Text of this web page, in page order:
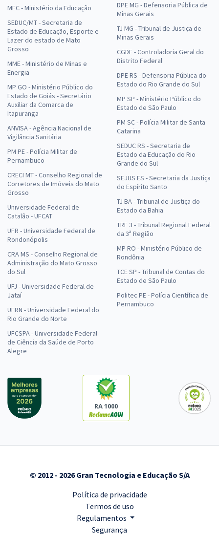
MEC - Ministério da Educação
SEDUC/MT - Secretaria de
Estado de Educação, Esporte e
Lazer do estado de Mato
Grosso
MME - Ministério de Minas e
Energia
MP GO - Ministério Público do
Estado de Goiás - Secretário
Auxiliar da Comarca de
Itapuranga
ANVISA - Agência Nacional de
Vigilância Sanitária
PM PE - Polícia Militar de
Pernambuco
CRECI MT - Conselho Regional de
Corretores de Imóveis do Mato
Grosso
Universidade Federal de
Catalão - UFCAT
UFR - Universidade Federal de
Rondonópolis
CRA MS - Conselho Regional de
Administração do Mato Grosso
do Sul
UFJ - Universidade Federal de
Jataí
UFRN - Universidade Federal do
Rio Grande do Norte
UFCSPA - Universidade Federal
de Ciência da Saúde de Porto
Alegre
DPE MG - Defensoria Pública de
Minas Gerais
TJ MG - Tribunal de Justiça de
Minas Gerais
CGDF - Controladoria Geral do
Distrito Federal
DPE RS - Defensoria Pública do
Estado do Rio Grande do Sul
MP SP - Ministério Público do
Estado de São Paulo
PM SC - Polícia Militar de Santa
Catarina
SEDUC RS - Secretaria de
Estado da Educação do Rio
Grande do Sul
SEJUS ES - Secretaria da Justiça
do Espírito Santo
TJ BA - Tribunal de Justiça do
Estado da Bahia
TRF 3 - Tribunal Regional Federal
da 3ª Região
MP RO - Ministério Público de
Rondônia
TCE SP - Tribunal de Contas do
Estado de São Paulo
Politec PE - Polícia Científica de
Pernambuco
RA 1000
© 2012 - 2026 Gran Tecnologia e Educação S/A
Política de privacidade
Termos de uso
Regulamentos
Segurança